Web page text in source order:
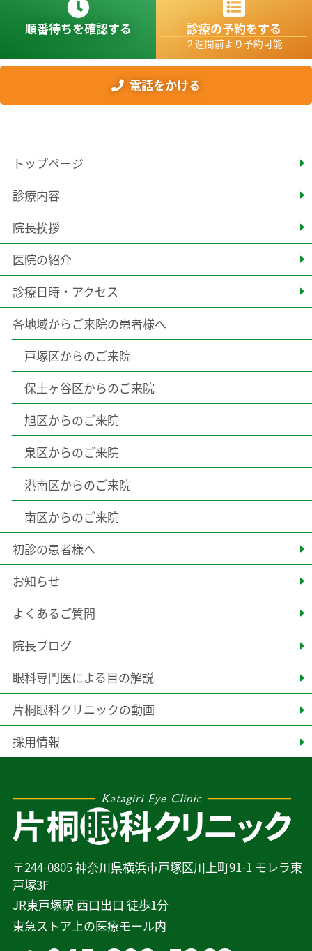
順番待ちを確認する 診療の予約をする
２週間前より予約可能
電話をかける
〒244-0805 神奈川県横浜市戸塚区川上町91-1 モレラ東
戸塚3F
JR東戸塚駅 西口出口 徒歩1分
東急ストア上の医療モール内
トップページ
診療内容
院長挨拶
医院の紹介
診療日時・アクセス
各地域からご来院の患者様へ
戸塚区からのご来院
保土ヶ谷区からのご来院
旭区からのご来院
泉区からのご来院
港南区からのご来院
南区からのご来院
初診の患者様へ
お知らせ
よくあるご質問
院長ブログ
眼科専門医による目の解説
片桐眼科クリニックの動画
採用情報